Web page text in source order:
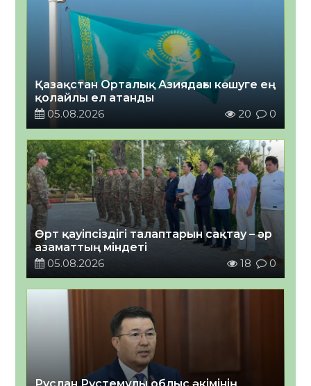
Қазақстан Орталық Азиядағы көшуге ең
қолайлы ел атанды
05.08.2026
20 0
Өрт қауіпсіздігі талаптарын сақтау – әр
азаматтың міндеті
05.08.2026
18 0